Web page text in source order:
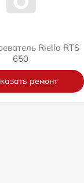
Riello RTS
650
ремонт